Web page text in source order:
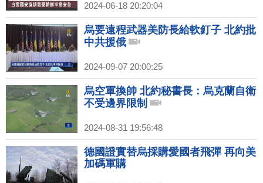
2024-06-18 20:20:04
烏要遠程武器美防長給軟釘子 北約批
中共援俄
2024-09-07 20:00:25
烏空軍換帥 北約秘書長：烏克蘭自衛
不受邊界限制
2024-08-31 19:56:48
德國證實替烏採購愛國者飛彈 再向美
加碼軍購